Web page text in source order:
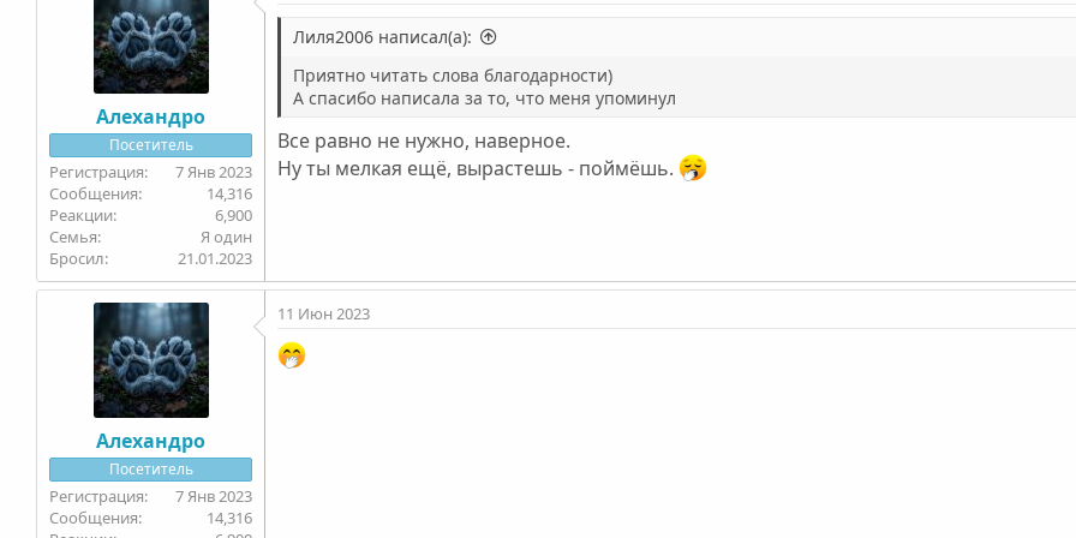
Алехандро
Посетитель
7 Янв 2023
14,316
6,900
Семья
Я один
Бросил
21.01.2023
Лиля2006 написал(а):
Приятно читать слова благодарности)
А спасибо написала за то, что меня упоминул
Все равно не нужно, наверное.
Ну ты мелкая ещё, вырастешь - поймёшь.
Алехандро
Посетитель
7 Янв 2023
14,316
11 Июн 2023